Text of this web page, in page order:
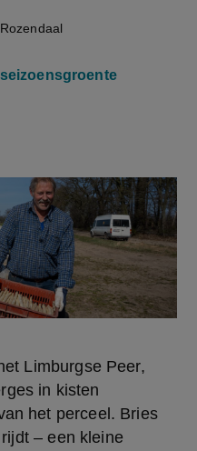
seizoensgroente
Limburgse Peer,
in kisten
het perceel. Bries
– een kleine